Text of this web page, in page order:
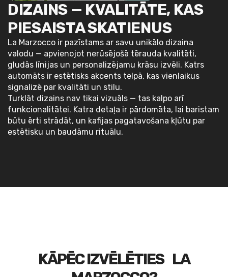
DIZAINS — KVALITĀTE, KAS
PIESAISTA SKATIENUS
La Marzocco ir pazīstams ar savu unikālo dizaina
valodu — apvienojot nerūsējošā tērauda kvalitāti,
gludās līnijas un personalizējamu krāsu izvēli. Katrs
automāts ir estētisks akcents telpā, kas vienlaikus
signalizē par kvalitāti un stilu.
Turklāt dizains nav tikai vizuāls — tas kalpo arī
funkcionalitātei. Katra detaļa ir pārdomāta, lai baristam
būtu ērti strādāt, un kafijas pagatavošana kļūtu par
estētisku un baudāmu rituālu.
KĀPĒC IZVĒLĒTIES LA